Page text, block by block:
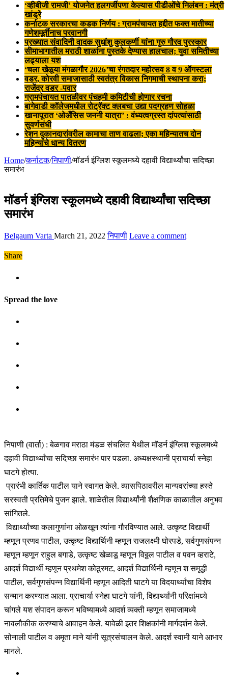
‘व्हीबीजी रामजी’ योजनेत हलगर्जीपणा केल्यास पीडीओंचे निलंबन : मंत्री
खांड्रे
कर्नाटक सरकारचा कडक निर्णय : ग्रामपंचायत हद्दीत फक्त मातीच्या
गणेशमूर्तींनाच परवानगी
प्रख्यात संवादिनी वादक सुधांशु कुलकर्णी यांना गुरु गौरव पुरस्कार
सीमाभागातील मराठी शाळांना पुस्तके देण्यास हालचाल; युवा समितीच्या
लढ्याला यश
‘चला खेळूया मंगळागौर 2026’चा रंगतदार महोत्सव 8 व 9 ऑगस्टला
वडर, कोरवी समाजासाठी स्वतंत्र विकास निगमाची स्थापना करा;
राजेंद्र वडर -पवार
ग्रामपंचायत पातळीवर पंचहमी कमिटीची होणार रचना
बागेवाडी कॉलेजमधील रोट्रॅक्ट क्लबचा उद्या पदग्रहण सोहळा
खानापूरात ‘ओअँसिस जननी यात्रा’ : वंध्यत्वग्रस्त दांपत्यांसाठी
सुवर्णसंधी
रेशन दुकानदारांवरील कामाचा ताण वाढला; एका महिन्यातच दोन
महिन्यांचे धान्य वितरण
Home/कर्नाटक/निपाणी/मॉडर्न इंग्लिश स्कूलमध्ये दहावी विद्यार्थ्यांचा सदिच्छा
समारंभ
मॉडर्न इंग्लिश स्कूलमध्ये दहावी विद्यार्थ्यांचा सदिच्छा
समारंभ
Belgaum Varta March 21, 2022 निपाणी Leave a comment
Share
Spread the love
निपाणी (वार्ता) : बेळगाव मराठा मंडळ संचलित येथील मॉडर्न इंग्लिश स्कूलमध्ये
दहावी विद्यार्थ्यांचा सदिच्छा समारंभ पार पडला. अध्यक्षस्थानी प्राचार्या स्नेहा
घाटगे होत्या.
प्रारंभी कार्तिक पाटील याने स्वागत केले. व्यासपिठावरील मान्यवरांच्या हस्ते
सरस्वती प्रतिमेचे पुजन झाले. शाळेतील विद्यार्थ्यांनी शैक्षणिक काळातील अनुभव
सांगितले.
विद्यार्थ्यांच्या कलागुणांना ओळखून त्यांना गौरविण्यात आले. उत्कृष्ट विद्यार्थी
म्हणून प्रणव पाटील, उत्कृष्ट विद्यार्थिनी म्हणून राजलक्ष्मी घोरपडे, सर्वगुणसंपन्न
म्हणून म्हणून राहुल बगाडे, उत्कृष्ट खेळाडू म्हणून विठ्ठल पाटील व पवन व्हराटे,
आदर्श विद्यार्थी म्हणून प्रथमेश कोठूरमट, आदर्श विद्यार्थिनी म्हणून श समृद्धी
पाटील, सर्वगुणसंपन्न विद्यार्थिनी म्हणून आदिती घाटगे या विदयार्थ्यांचा विशेष
सन्मान करण्यात आला. प्राचार्या स्नेहा घाटगे यांनी, विद्यार्थ्यांनी परिक्षांमध्ये
चांगले यश संपादन करून भविष्यामध्ये आदर्श व्यक्ती म्हणून समाजामध्ये
नावलौकीक करण्याचे आवाहन केले. यावेळी इतर शिक्षकांनी मार्गदर्शन केले.
सोनाली पाटील व अमृता माने यांनी सूत्रसंचालन केले. आदर्श स्वामी याने आभार
मानले.